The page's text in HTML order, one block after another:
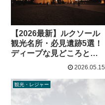
【2026最新】ルクソール
観光名所・必見遺跡5選！
ディープな見どころと現
地のリアルな歩き方
2026.05.15
観光・レジャー